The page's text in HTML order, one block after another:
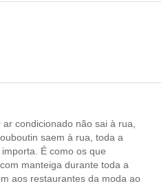
condicionado não sai à rua,
saem à rua, toda a
É como os que
manteiga durante toda a
aos restaurantes da moda ao